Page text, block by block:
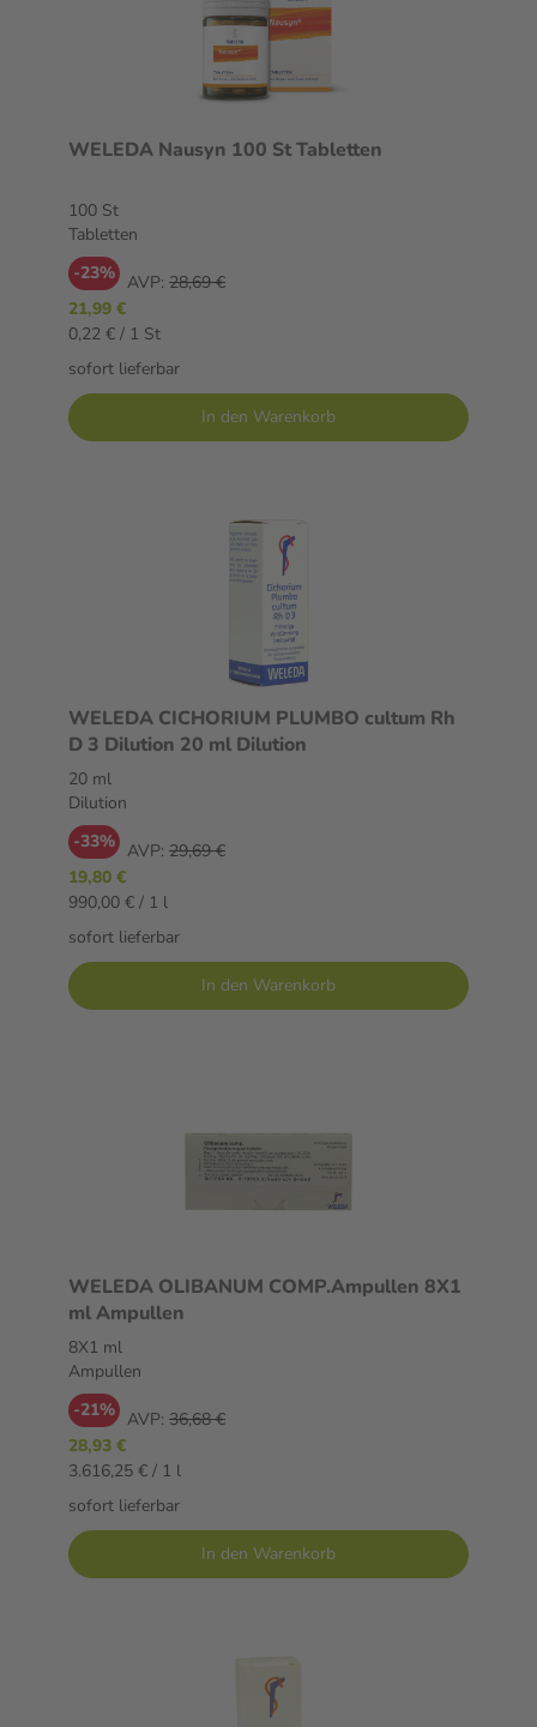
WELEDA Nausyn 100 St Tabletten
100 St
Tabletten
-23% AVP: 28,69 €
21,99 €
0,22 € / 1 St
sofort lieferbar
In den Warenkorb
WELEDA CICHORIUM PLUMBO cultum Rh
D 3 Dilution 20 ml Dilution
20 ml
Dilution
-33% AVP: 29,69 €
19,80 €
990,00 € / 1 l
sofort lieferbar
In den Warenkorb
WELEDA OLIBANUM COMP.Ampullen 8X1
ml Ampullen
8X1 ml
Ampullen
-21% AVP: 36,68 €
28,93 €
3.616,25 € / 1 l
sofort lieferbar
In den Warenkorb